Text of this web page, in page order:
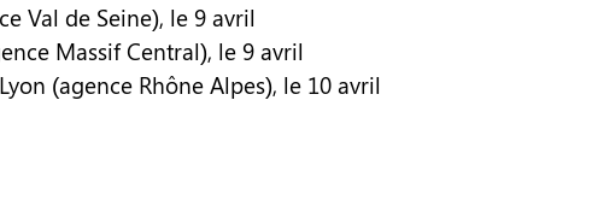
Val de Seine), le 9 avril
Massif Central), le 9 avril
(agence Rhône Alpes), le 10 avril